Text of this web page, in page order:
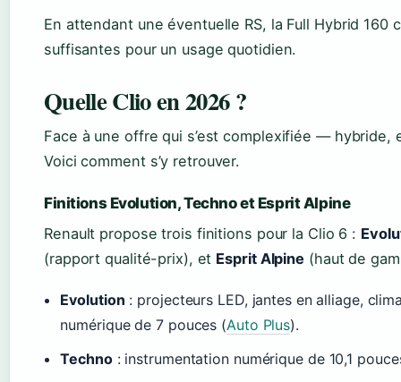
En attendant une éventuelle RS, la Full Hybrid
suffisantes pour un usage quotidien.
Quelle Clio en 2026 ?
Face à une offre qui s’est complexifiée —
Voici comment s’y retrouver.
Finitions Evolution, Techno et Esprit Alpine
Renault propose trois finitions pour la Clio 6 :
(rapport qualité-prix), et Esprit Alpine (haut de
Evolution : projecteurs LED, jantes en alliage,
numérique de 7 pouces (Auto Plus).
Techno: instrumentation numérique de 10,1